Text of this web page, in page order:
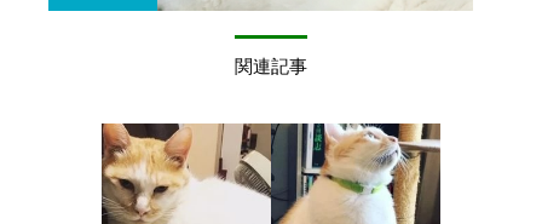
関連記事